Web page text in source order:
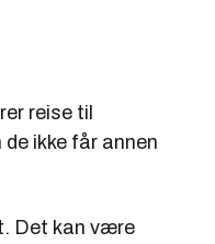
reise til
ikke får annen
Det kan være